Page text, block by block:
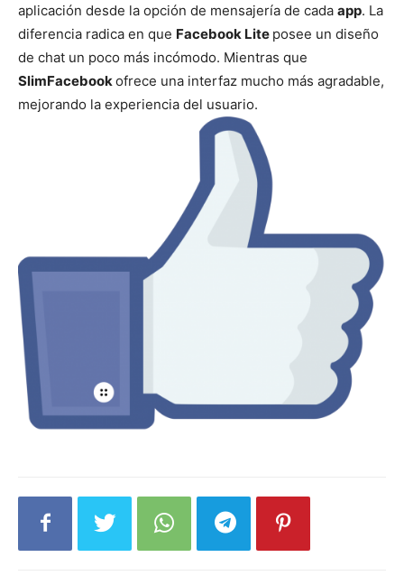
aplicación desde la opción de mensajería de cada app. La
diferencia radica en que Facebook Lite posee un diseño
de chat un poco más incómodo. Mientras que
SlimFacebookofrece una interfaz mucho más agradable,
mejorando la experiencia del usuario.